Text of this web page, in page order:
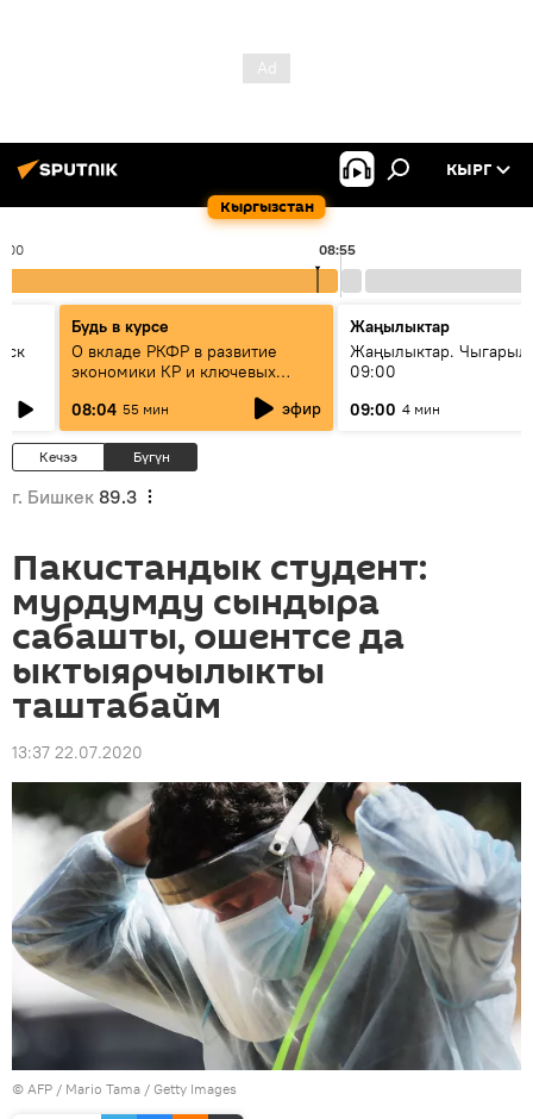
Кыргызстан
КЫРГ
08:55
Будь в курсе
О вкладе РКФР в развитие
экономики КР и ключевых
08:04 55 мин эфир
Жаңылыктар
Жаңылыктар.
09:00
09:00 4 мин
Кечээ Бүгүн
г. Бишкек 89.3
Пакистандык студент:
мурдумду сындыра
сабашты, ошентсе да
ыктыярчылыкты
таштабайм
13:37 22.07.2020
© AFP / Mario Tama / Getty Images